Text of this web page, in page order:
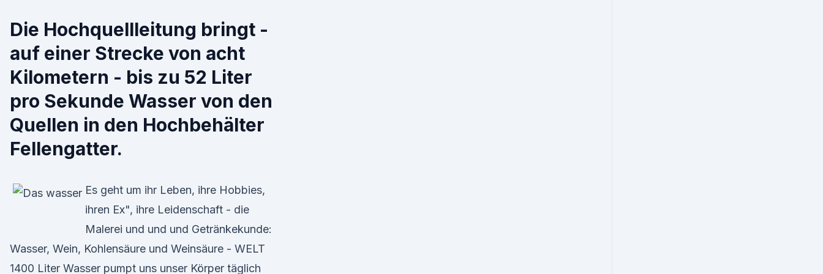
Die Hochquellleitung bringt -
auf einer Strecke von acht
Kilometern - bis zu 52 Liter
pro Sekunde Wasser von den
Quellen in den Hochbehälter
Fellengatter.
Es geht um ihr Leben, ihre Hobbies,
ihren Ex", ihre Leidenschaft - die
Malerei und und und Getränkekunde:
Wasser, Wein, Kohlensäure und Weinsäure - WELT
1400 Liter Wasser pumpt uns unser Körper täglich